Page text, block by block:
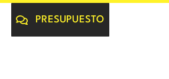
PRESUPUESTO